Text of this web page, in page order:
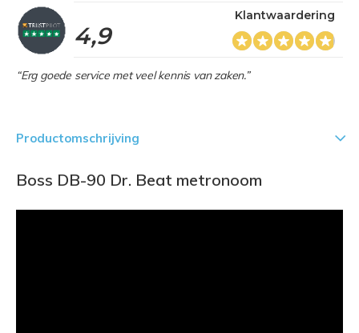
4,9
Klantwaardering
“Erg goede service met veel kennis van zaken.”
Productomschrijving
Boss DB-90 Dr. Beat metronoom